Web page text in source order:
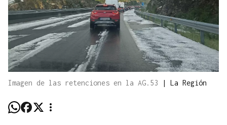
Imagen de las retenciones en la AG.53 | La Región